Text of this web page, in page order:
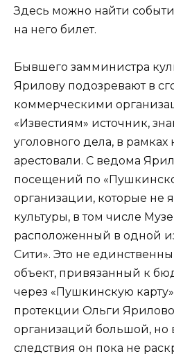
Здесь можно найти
на него билет.
Бывшего замминистра
Ярилову подозревают в
коммерческими
«Известиям» источник,
уголовного дела, в рамках
арестовали. С ведома
посещений по
организации, которые не
культуры, в том числе
расположенный в одной
Сити». Это не
объект, привязанный к
через «Пушкинскую
протекции Ольги
организаций большой, но
следствия он пока не